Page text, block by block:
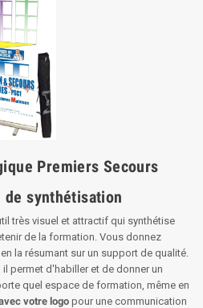
Premiers Secours
synthétisation
très visuel et attractif qui synthétise
de la formation. Vous donnez
en la résumant sur un support de qualité.
permet d'habiller et de donner un
quel espace de formation, même en
votre logo pour une communication